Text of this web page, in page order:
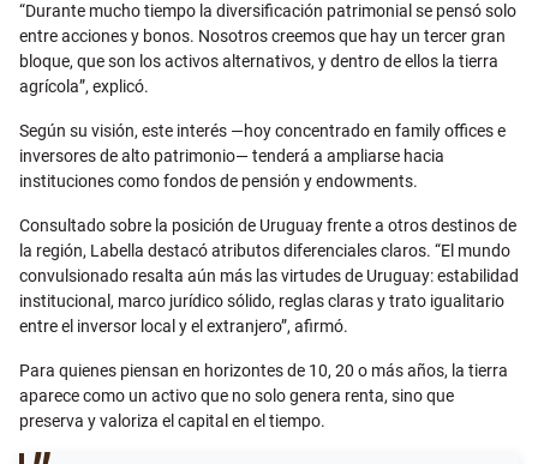
“Durante mucho tiempo la diversificación patrimonial se pensó solo
entre acciones y bonos. Nosotros creemos que hay un tercer gran
bloque, que son los activos alternativos, y dentro de ellos la tierra
agrícola”, explicó.
Según su visión, este interés —hoy concentrado en family offices e
inversores de alto patrimonio— tenderá a ampliarse hacia
instituciones como fondos de pensión y endowments.
Consultado sobre la posición de Uruguay frente a otros destinos de
la región, Labella destacó atributos diferenciales claros. “El mundo
convulsionado resalta aún más las virtudes de Uruguay: estabilidad
institucional, marco jurídico sólido, reglas claras y trato igualitario
entre el inversor local y el extranjero”, afirmó.
Para quienes piensan en horizontes de 10, 20 o más años, la tierra
aparece como un activo que no solo genera renta, sino que
preserva y valoriza el capital en el tiempo.